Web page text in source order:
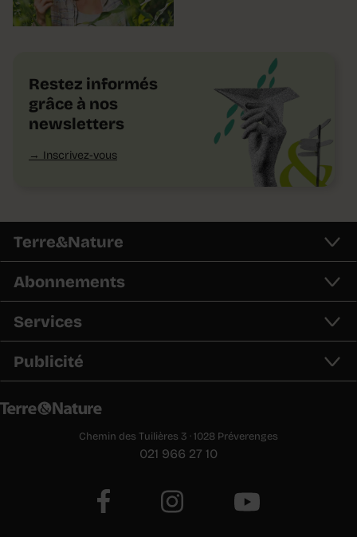
Restez informés
grâce à nos
newsletters
Inscrivez-vous
Terre&Nature
Abonnements
Services
Publicité
Chemin des Tuilières 3 · 1028 Préverenges
021 966 27 10